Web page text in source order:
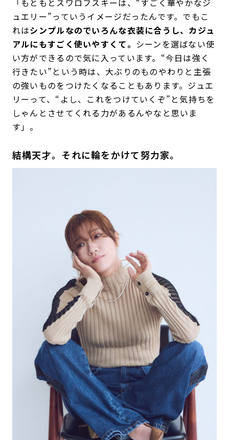
「もともとスワロフスキーは、“すごく華やかなジ
ュエリー”っていうイメージだったんです。でもこ
れはシンプルなのでいろんな衣装に合うし、カジュ
アルにもすごく使いやすくて。 シーンを選ばない使
い方ができるので気に入っています。“今日は強く
行きたい”という時は、大ぶりのものやわりと主張
の強いものをつけたくなることもあります。ジュエ
リーって、“よし、これをつけていくぞ”と気持ちを
しゃんとさせてくれる力があるんやなと思いま
す」。
結構天才。それに輪をかけて努力家。